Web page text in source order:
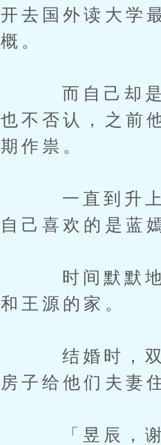
开去国外读大学
概。
而自己却是在
也不否认，之前
期作祟。
一直到升上了
自己喜欢的是蓝
时间默默地到
和王源的家。
结婚时，双方
房子给他们夫妻
「昱辰，谢谢